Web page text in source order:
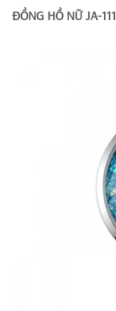
ĐỒNG HỒ NỮ JA-